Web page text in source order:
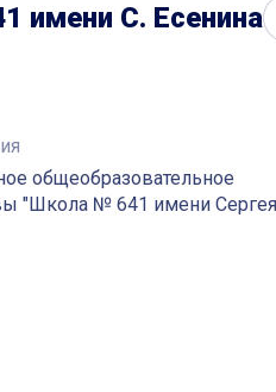
имени С. Есенина
общеобразовательное
"Школа № 641 имени